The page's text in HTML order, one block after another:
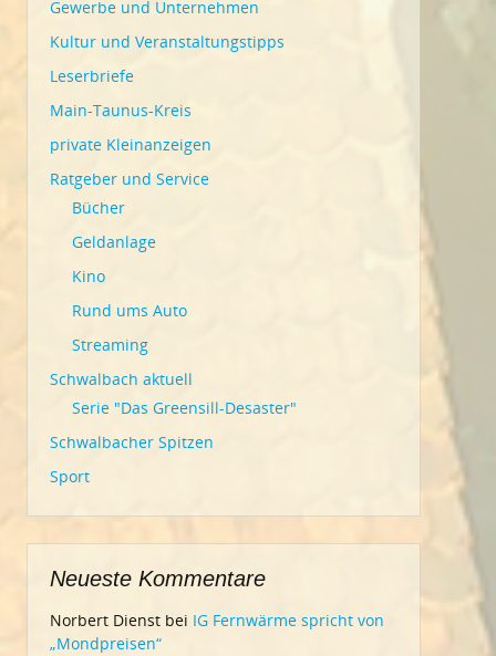
Gewerbe und Unternehmen
Kultur und Veranstaltungstipps
Leserbriefe
Main-Taunus-Kreis
private Kleinanzeigen
Ratgeber und Service
Bücher
Geldanlage
Kino
Rund ums Auto
Streaming
Schwalbach aktuell
Serie "Das Greensill-Desaster"
Schwalbacher Spitzen
Sport
Neueste Kommentare
Norbert Dienst bei IG Fernwärme spricht von
„Mondpreisen“